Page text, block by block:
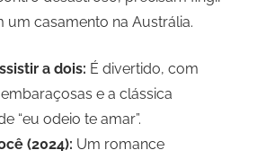
um casamento na Austrália.
a dois: É divertido, com
e a clássica
“eu odeio te amar”.
(2024): Um romance